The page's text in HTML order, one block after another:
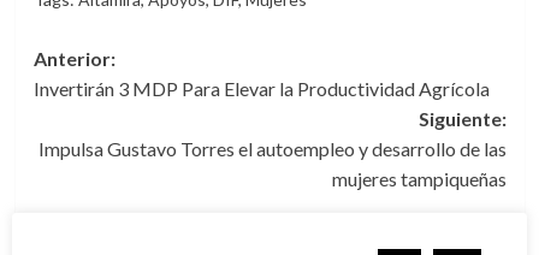
Navegación
de
entradas
Anterior:
Invertirán 3 MDP Para Elevar la Productividad Agrícola
Siguiente:
Impulsa Gustavo Torres el autoempleo y desarrollo de las
mujeres tampiqueñas